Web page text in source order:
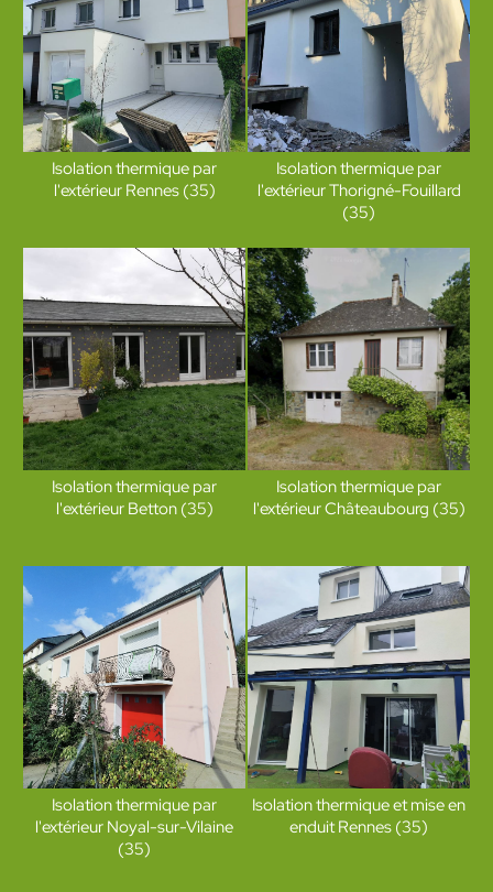
Isolation thermique par
l'extérieur Rennes (35)
Isolation thermique par
l'extérieur Thorigné-Fouillard
(35)
Isolation thermique par
l'extérieur Betton (35)
Isolation thermique par
l'extérieur Châteaubourg (35)
Isolation thermique par
l'extérieur Noyal-sur-Vilaine
(35)
Isolation thermique et mise en
enduit Rennes (35)